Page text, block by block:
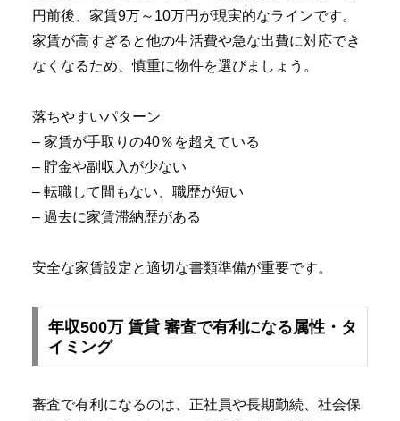
円前後、家賃9万～10万円が現実的なラインです。
家賃が高すぎると他の生活費や急な出費に対応でき
なくなるため、慎重に物件を選びましょう。
落ちやすいパターン
– 家賃が手取りの40％を超えている
– 貯金や副収入が少ない
– 転職して間もない、職歴が短い
– 過去に家賃滞納歴がある
安全な家賃設定と適切な書類準備が重要です。
年収500万 賃貸 審査で有利になる属性・タ
イミング
審査で有利になるのは、正社員や長期勤続、社会保